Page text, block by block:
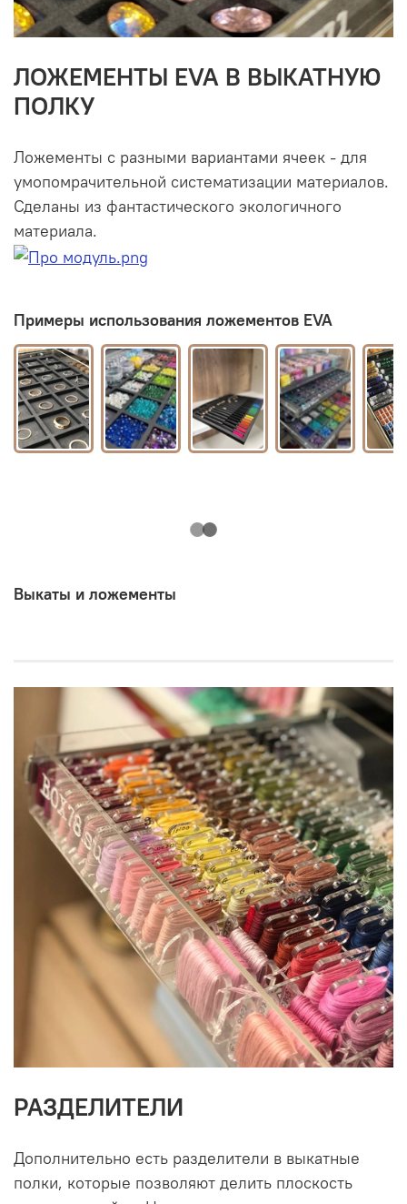
ЛОЖЕМЕНТЫ EVA В ВЫКАТНУЮ
ПОЛКУ
Ложементы с разными вариантами ячеек - для
умопомрачительной систематизации материалов.
Сделаны из фантастического экологичного
материала.
Примеры использования ложементов EVA
Выкаты и ложементы
РАЗДЕЛИТЕЛИ
Дополнительно есть разделители в выкатные
полки, которые позволяют делить плоскость